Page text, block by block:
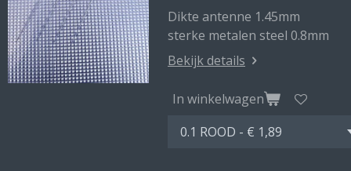
Dikte antenne 1.45mm
sterke metalen steel 0.8mm
Bekijk details
In winkelwagen